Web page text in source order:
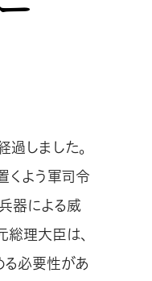
しました。
くよう軍司令
器による威
総理大臣は、
る必要性があ